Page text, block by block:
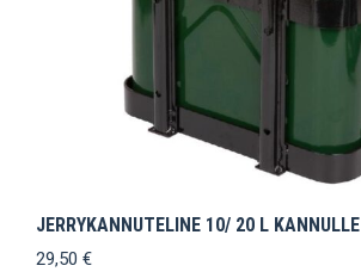
JERRYKANNUTELINE 10/ 20 L KANNULLE
29,50 €